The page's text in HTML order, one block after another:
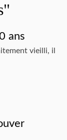
ans
vieilli, il